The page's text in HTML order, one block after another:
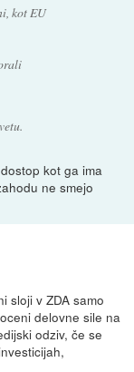
kot EU
kot ga ima
ne smejo
sloji v ZDA samo
delovne sile na
odziv, če se